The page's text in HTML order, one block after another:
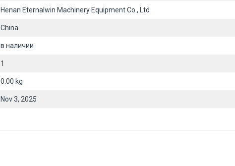
Henan Eternalwin Machinery Equipment Co., Ltd
China
в наличии
1
0.00 kg
Nov 3, 2025